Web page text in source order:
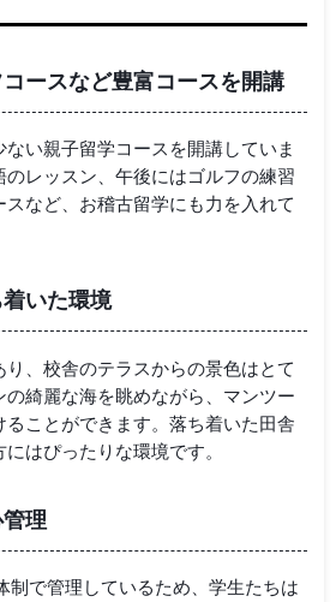
ースなど豊富コースを開講
い親子留学コースを開講していま
レッスン、午後にはゴルフの練習
など、お稽古留学にも力を入れて
いた環境
り、校舎のテラスからの景色はとて
の綺麗な海を眺めながら、マンツー
ることができます。落ち着いた田舎
はぴったりな環境です。
理
制で管理しているため、学生たちは